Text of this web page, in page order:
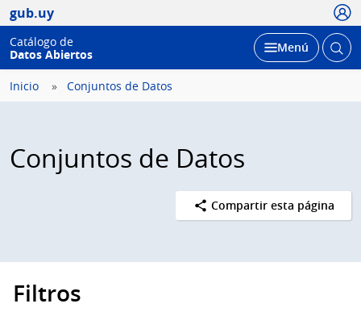
gub.uy
Catálogo de
Datos Abiertos
Desplegar
Menú Abrir
Inicio Conjuntos de Datos
Conjuntos de Datos
Compartir esta página
Filtros